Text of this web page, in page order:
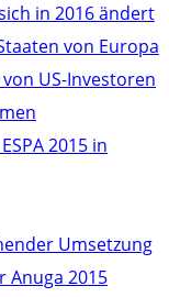
in 2016 ändert
von Europa
US-Investoren
2015 in
Umsetzung
Anuga 2015